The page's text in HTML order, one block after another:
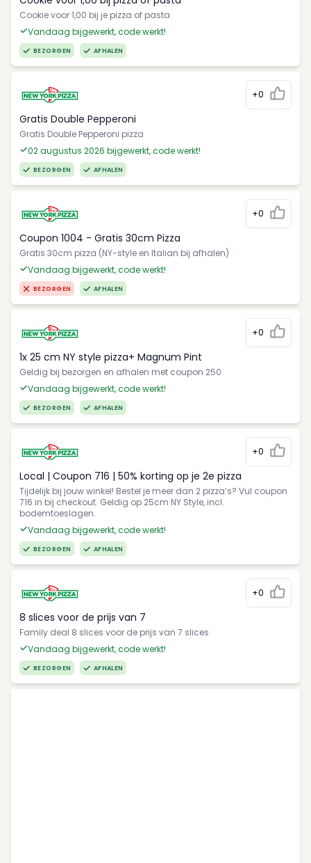
Cookie voor 1,00 bij je pizza of pasta
Vandaag bijgewerkt, code werkt!
BEZORGEN AFHALEN
+0
Gratis Double Pepperoni
Gratis Double Pepperoni pizza
02 augustus 2026 bijgewerkt, code werkt!
BEZORGEN AFHALEN
+0
Coupon 1004 - Gratis 30cm Pizza
Gratis 30cm pizza (NY-style en Italian bij afhalen)
Vandaag bijgewerkt, code werkt!
BEZORGEN AFHALEN
+0
1x 25 cm NY style pizza+ Magnum Pint
Geldig bij bezorgen en afhalen met coupon 250
Vandaag bijgewerkt, code werkt!
BEZORGEN AFHALEN
+0
Local | Coupon 716 | 50% korting op je 2e pizza
Tijdelijk bij jouw winkel! Bestel je meer dan 2 pizza’s? Vul coupon
716 in bij checkout. Geldig op 25cm NY Style, incl.
bodemtoeslagen.
Vandaag bijgewerkt, code werkt!
BEZORGEN AFHALEN
+0
8 slices voor de prijs van 7
Family deal 8 slices voor de prijs van 7 slices
Vandaag bijgewerkt, code werkt!
BEZORGEN AFHALEN